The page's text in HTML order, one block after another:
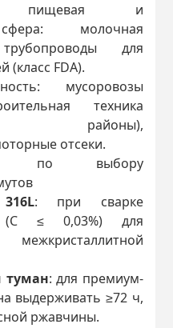
пищевая и
молочная
для
(класс FDA).
мусоровозы
техника
районы),
отсеки.
по выбору
: при сварке
(C ≤ 0,03%) для
туман: для премиум-
выдерживать ≥72 ч,
ржавчины.